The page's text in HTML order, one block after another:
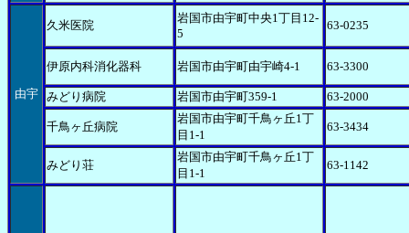
由宇
久米医院
岩国市由宇町中央1丁目12-
5
63-0235
伊原内科消化器科 岩国市由宇町由宇崎4-1 63-3300
みどり病院 岩国市由宇町359-1 63-2000
千鳥ヶ丘病院
岩国市由宇町千鳥ヶ丘1丁
目1-1
63-3434
みどり荘
岩国市由宇町千鳥ヶ丘1丁
目1-1
63-1142